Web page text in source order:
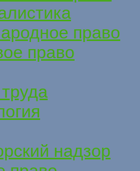
право
право
надзор